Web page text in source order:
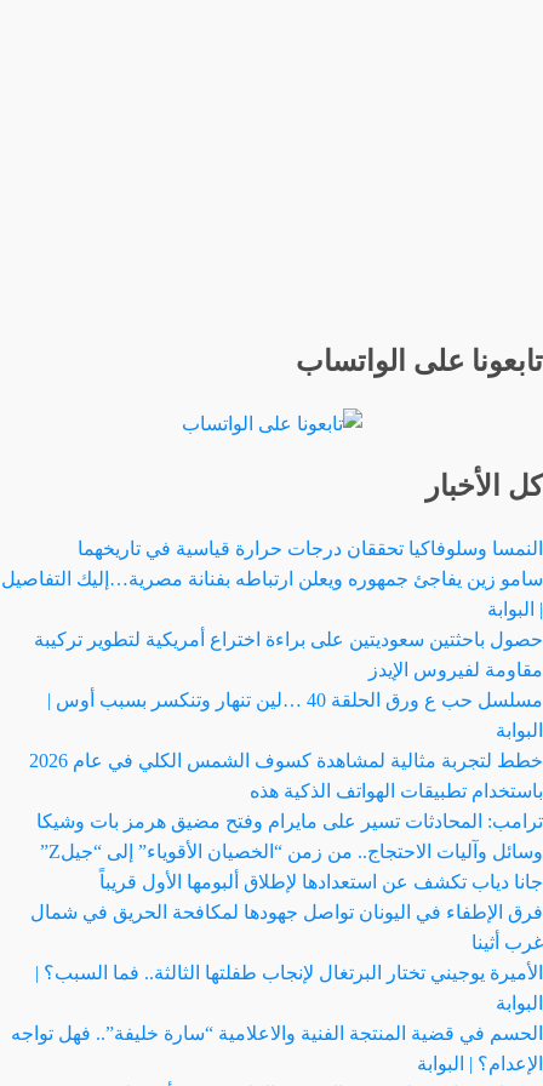
تابعونا على الواتساب
كل الأخبار
النمسا وسلوفاكيا تحققان درجات حرارة قياسية في تاريخهما
سامو زين يفاجئ جمهوره ويعلن ارتباطه بفنانة مصرية…إليك التفاصيل
| البوابة
حصول باحثتين سعوديتين على براءة اختراع أمريكية لتطوير تركيبة
مقاومة لفيروس الإيدز
مسلسل حب ع ورق الحلقة 40 …لين تنهار وتنكسر بسبب أوس |
البوابة
خطط لتجربة مثالية لمشاهدة كسوف الشمس الكلي في عام 2026
باستخدام تطبيقات الهواتف الذكية هذه
ترامب: المحادثات تسير على مايرام وفتح مضيق هرمز بات وشيكا
وسائل وآليات الاحتجاج.. من زمن “الخصيان الأقوياء” إلى “جيلZ”
جانا دياب تكشف عن استعدادها لإطلاق ألبومها الأول قريباً
فرق الإطفاء في اليونان تواصل جهودها لمكافحة الحريق في شمال
غرب أثينا
الأميرة يوجيني تختار البرتغال لإنجاب طفلتها الثالثة.. فما السبب؟ |
البوابة
الحسم في قضية المنتجة الفنية والاعلامية “سارة خليفة”.. فهل تواجه
الإعدام؟ | البوابة